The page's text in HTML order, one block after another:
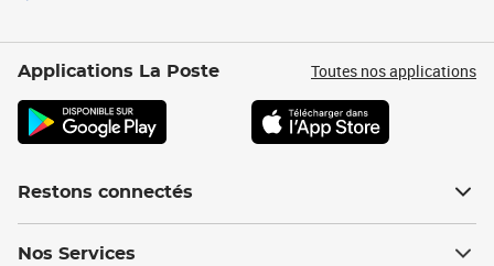
Applications La Poste Toutes nos applications
Restons connectés
Nos Services